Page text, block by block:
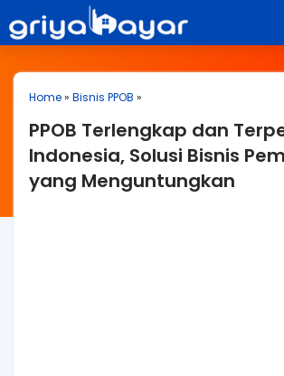
Home» Bisnis PPOB »
PPOB Terlengkap dan
Indonesia, Solusi Bisnis
yang Menguntungkan